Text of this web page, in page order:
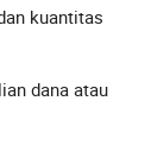
kuantitas
dana atau